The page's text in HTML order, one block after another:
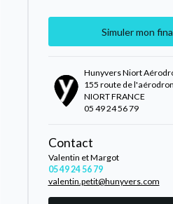
Simuler mon
Hunyvers Niort
155 route de
NIORT FRANCE
05 49 24 56 79
Contact
Valentin et Margot
05 49 24 56 79
valentin.petit@hunyvers.com